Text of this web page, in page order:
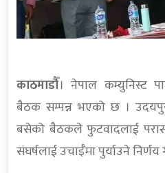
काठमाडौँ। नेपाल कम्युनिस्ट
बैठक सम्पन्न भएको छ ।
बसेको बैठकले फुटवादलाई
संघर्षलाई उचाईँमा पुर्याउने